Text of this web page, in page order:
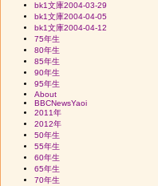
bk1文庫2004-03-29
bk1文庫2004-04-05
bk1文庫2004-04-12
75年生
80年生
85年生
90年生
95年生
About
BBCNewsYaoi
2011年
2012年
50年生
55年生
60年生
65年生
70年生